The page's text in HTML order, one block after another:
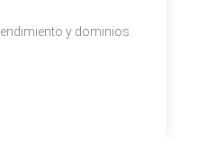
y dominios.